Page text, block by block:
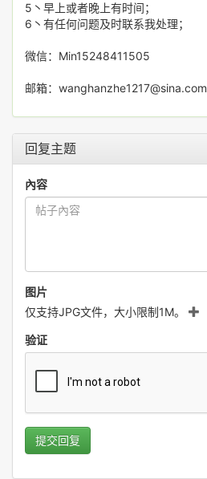
5丶早上或者晚上有时间；
6丶有任何问题及时联系我处理；
微信：Min15248411505
邮箱：wanghanzhe1217@sina.com
回复主题
內容
图片
仅支持JPG文件，大小限制1M。
验证
提交回复